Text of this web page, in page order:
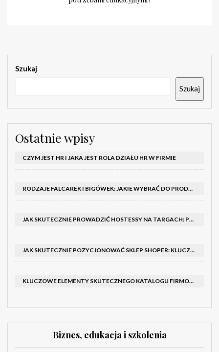
Szukaj
Szukaj
Ostatnie wpisy
CZYM JEST HR I JAKA JEST ROLA DZIAŁU HR W FIRMIE
RODZAJE FALCAREK I BIGÓWEK: JAKIE WYBRAĆ DO PRODUKCJI?
JAK SKUTECZNIE PROWADZIĆ HOSTESSY NA TARGACH: PORADNIK I SZKOLENIA
JAK SKUTECZNIE POZYCJONOWAĆ SKLEP SHOPER: KLUCZOWE KROKI I STRATEGIE
KLUCZOWE ELEMENTY SKUTECZNEGO KATALOGU FIRMOWEGO I BROSZURY
Biznes, edukacja i szkolenia